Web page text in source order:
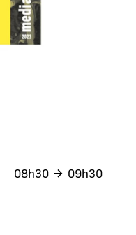
08h30 09h30